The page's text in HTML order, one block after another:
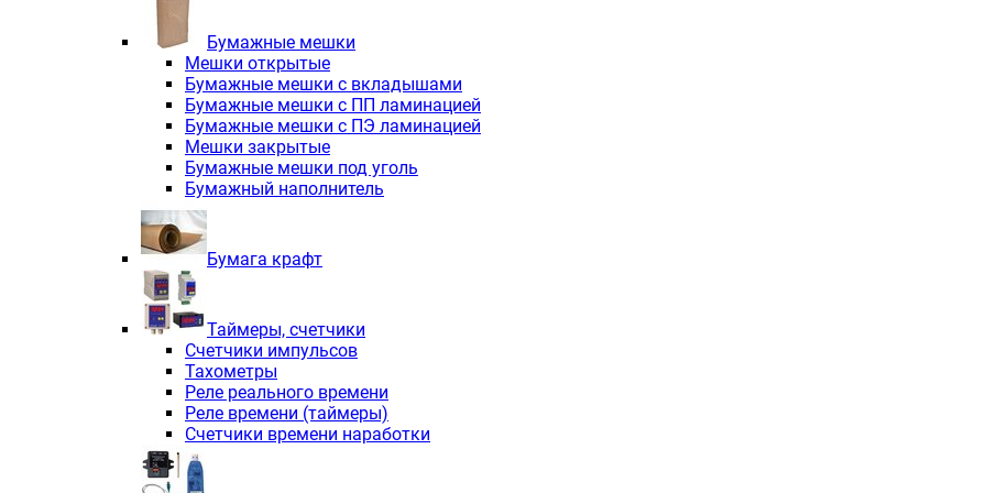
Электродвигатели асинхронные трёхфазные с тормозом INNOVARI
Электродвигатели асинхронные трёхфазные взрывозащищенные INNOVARI
Трехфазные асинхронные электродвигатели INNORED
Независимая вентиляция INNORED
Взрывозащищенная независимая вентиляция INNOVARI
Одноступенчатые цилиндрические редукторы INNORED
Экономичные червячные редукторы INNORED в квадратном корпусе
Компактные мотор-редукторы INNORED
Компактные мотор-редукторы INNORED MC
Вибраторы INNORED
Вариаторы INNORED
Бумажные мешки
Мешки открытые
Бумажные мешки с вкладышами
Бумажные мешки с ПП ламинацией
Бумажные мешки с ПЭ ламинацией
Мешки закрытые
Бумажные мешки под уголь
Бумажный наполнитель
Бумага крафт
Таймеры, счетчики
Счетчики импульсов
Тахометры
Реле реального времени
Реле времени (таймеры)
Счетчики времени наработки